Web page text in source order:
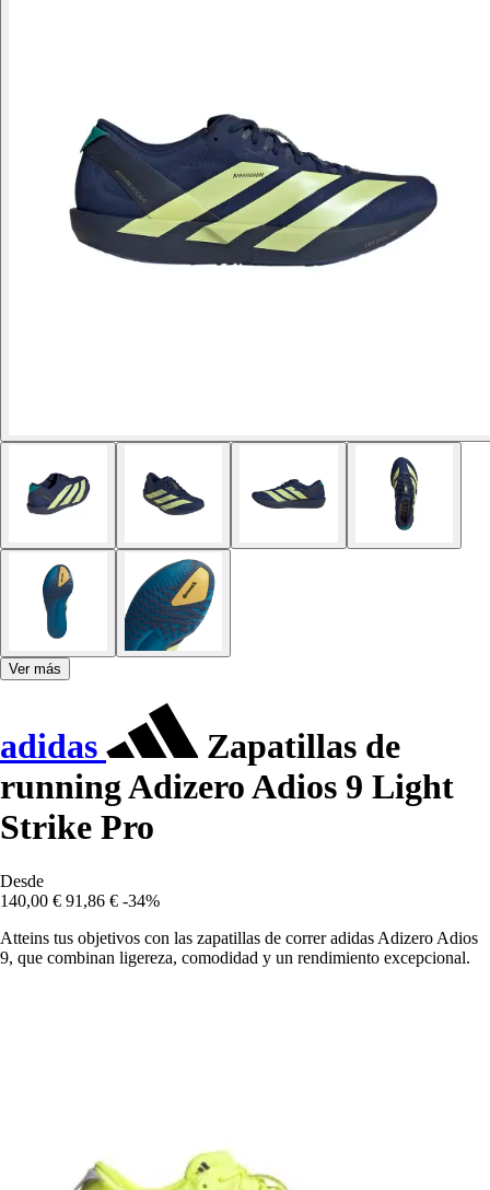
Ver más
adidas
Zapatillas de
running Adizero Adios 9 Light
Strike Pro
Desde
140,00 € 91,86 € -34%
Atteins tus objetivos con las zapatillas de correr adidas Adizero Adios
9, que combinan ligereza, comodidad y un rendimiento excepcional.